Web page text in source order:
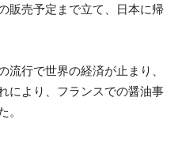
販売予定まで立て、日本に帰
流行で世界の経済が止まり、
により、フランスでの醤油事